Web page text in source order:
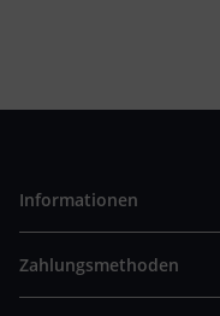
Informationen
Zahlungsmethoden